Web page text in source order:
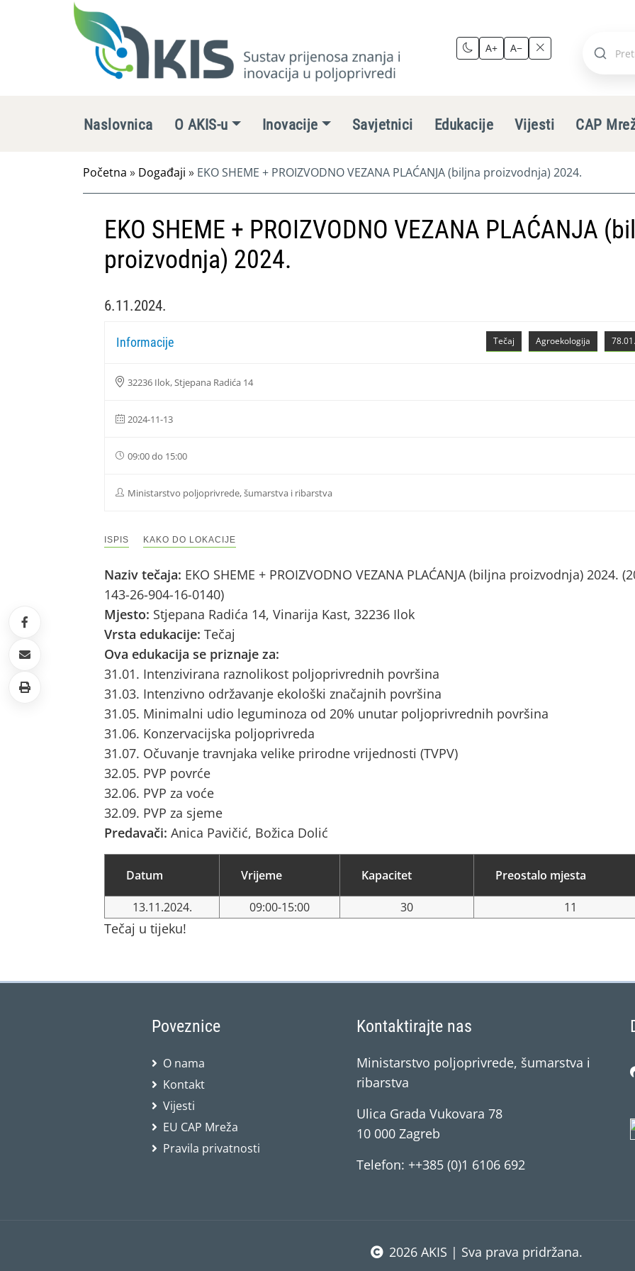
A+ A−
Pretraži
Naslovnica O AKIS-u Inovacije Savjetnici Edukacije Vijesti CAP
Početna » Događaji » EKO SHEME + PROIZVODNO VEZANA PLAĆANJA (biljna proizvodnja) 2024.
EKO SHEME + PROIZVODNO VEZANA PLAĆANJA
proizvodnja) 2024.
6.11.2024.
Agroekologija
Tečaj
Informacije
32236 Ilok, Stjepana Radića 14
2024-11-13
09:00 do 15:00
Ministarstvo poljoprivrede, šumarstva i ribarstva
ISPIS KAKO DO LOKACIJE
Naziv tečaja: EKO SHEME + PROIZVODNO VEZANA PLAĆANJA (biljna proizvodnja) 2024.
143-26-904-16-0140)
Mjesto: Stjepana Radića 14, Vinarija Kast, 32236 Ilok
Vrsta edukacije: Tečaj
Ova edukacija se priznaje za:
31.01. Intenzivirana raznolikost poljoprivrednih površina
31.03. Intenzivno održavanje ekološki značajnih površina
31.05. Minimalni udio leguminoza od 20% unutar poljoprivrednih površina
31.06. Konzervacijska poljoprivreda
31.07. Očuvanje travnjaka velike prirodne vrijednosti (TVPV)
32.05. PVP povrće
32.06. PVP za voće
32.09. PVP za sjeme
Predavači: Anica Pavičić, Božica Dolić
Datum Vrijeme Kapacitet Preostalo mjesta
13.11.2024. 09:00-15:00 30 11
Tečaj u tijeku!
Poveznice
O nama
Kontakt
Vijesti
EU CAP Mreža
Pravila privatnosti
Kontaktirajte nas
Ministarstvo poljoprivrede, šumarstva i
ribarstva
Ulica Grada Vukovara 78
10 000 Zagreb
Telefon: ++385 (0)1 6106 692
2026 AKIS | Sva prava pridržana.